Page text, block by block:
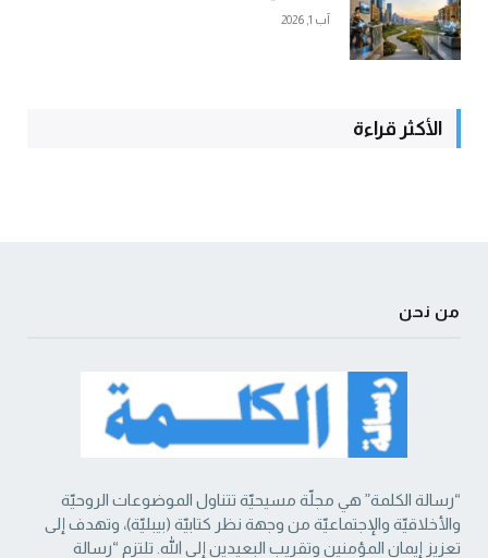
آب 1, 2026
الأكثر قراءة
من نحن
“رسالة الكلمة” هي مجلّة مسيحيّة تتناول الموضوعات الروحيّة
والأخلاقيّة والإجتماعيّة من ‏وجهة نظر كتابيّة (بيبليّة)، وتهدف إلى
تعزيز إيمان المؤمنين وتقريب البعيدين إلى الله. تلتزم “رسالة